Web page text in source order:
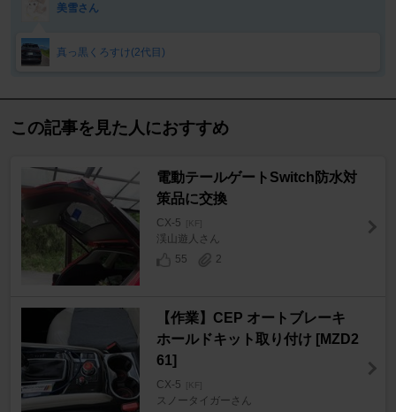
美雪さん
真っ黒くろすけ(2代目)
この記事を見た人におすすめ
電動テールゲートSwitch防水対
策品に交換
CX-5 [KF]
渓山遊人さん
55
2
【作業】CEP オートブレーキ
ホールドキット取り付け [MZD2
61]
CX-5 [KF]
スノータイガーさん